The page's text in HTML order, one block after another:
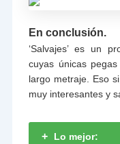
En conclusión.
‘Salvajes’ es un
cuyas únicas
largo metraje. Eso
muy interesantes y
+ Lo mejor: